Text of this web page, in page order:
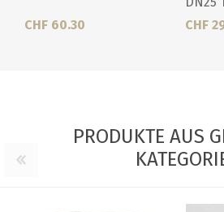
CHF 60.30
CHF
PRODUKTE AUS